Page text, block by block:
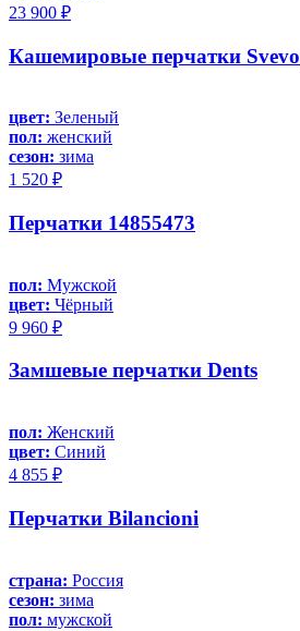
23 900 ₽
Кашемировые перчатки Svevo
цвет: Зеленый
пол: женский
сезон: зима
1 520 ₽
Перчатки 14855473
пол: Мужской
цвет: Чёрный
9 960 ₽
Замшевые перчатки Dents
пол: Женский
цвет: Синий
4 855 ₽
Перчатки Bilancioni
страна: Россия
сезон: зима
пол: мужской